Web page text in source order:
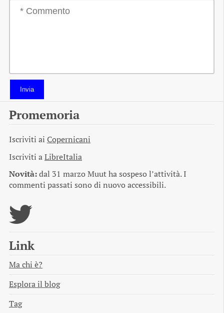
Invia
Promemoria
Iscriviti ai Copernicani
Iscriviti aLibreItalia
Novità:dal 31 marzo Muut ha sospeso l’attività. I
commenti passati sono di nuovo accessibili.
Link
Ma chi è?
Esplora il blog
Tag